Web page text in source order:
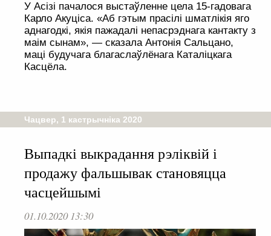
У Асізі пачалося выстаўленне цела 15-гадовага
Карло Акуціса. «Аб гэтым прасілі шматлікія яго
аднагодкі, якія пажадалі непасрэднага кантакту з
маім сынам», — сказала Антонія Сальцано,
маці будучага благаслаўлёнага Каталіцкага
Касцёла.
Чацвер, 1 кастрычніка 2020
Выпадкі выкрадання рэліквій і
продажу фальшывак становяцца
часцейшымі
01.10.2020 13:30